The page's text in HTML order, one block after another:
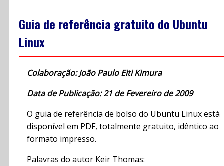
Guia de referência gratuito do Ubuntu
Linux
Colaboração: João Paulo Eiti Kimura
Data de Publicação: 21 de Fevereiro de 2009
O guia de referência de bolso do Ubuntu Linux está
disponível em PDF, totalmente gratuito, idêntico ao
formato impresso.
Palavras do autor Keir Thomas: